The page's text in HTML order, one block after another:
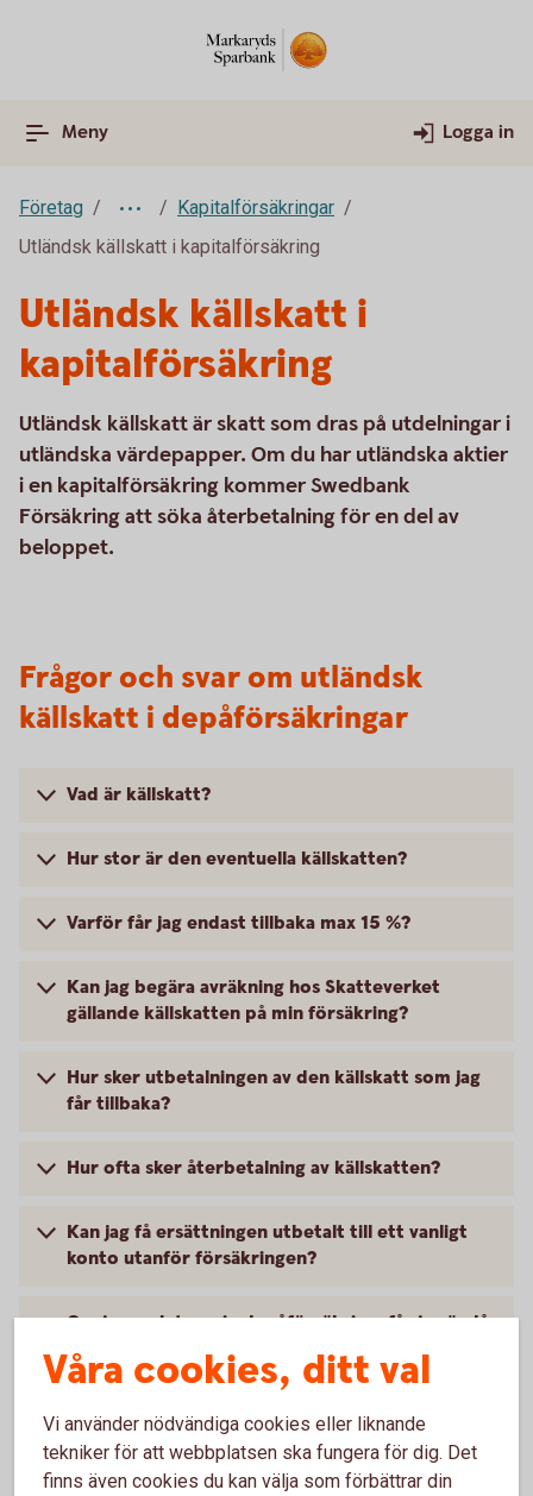
Meny Logga in
Företag
Kapitalförsäkringar
Utländsk källskatt i kapitalförsäkring
Utländsk källskatt i
kapitalförsäkring
Utländsk källskatt är skatt som dras på utdelningar i
utländska värdepapper. Om du har utländska aktier
i en kapitalförsäkring kommer Swedbank
Försäkring att söka återbetalning för en del av
beloppet.
Frågor och svar om utländsk
källskatt i depåförsäkringar
Vad är källskatt?
Hur stor är den eventuella källskatten?
Varför får jag endast tillbaka max 15 %?
Kan jag begära avräkning hos Skatteverket
gällande källskatten på min försäkring?
Hur sker utbetalningen av den källskatt som jag
får tillbaka?
Hur ofta sker återbetalning av källskatten?
Kan jag få ersättningen utbetalt till ett vanligt
konto utanför försäkringen?
Om jag avslutar min depåförsäkring, får jag ändå
ta del av eventuell återbetalning av utländsk
källskatt?
Vart vänder jag mig med frågor?
Våra cookies, ditt val
Vi använder nödvändiga cookies eller liknande
tekniker för att webbplatsen ska fungera för dig. Det
finns även cookies du kan välja som förbättrar din